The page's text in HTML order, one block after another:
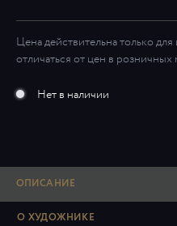
Цена действительна только
отличаться от цен в розничных
ОПИСАНИЕ
О ХУДОЖНИКЕ